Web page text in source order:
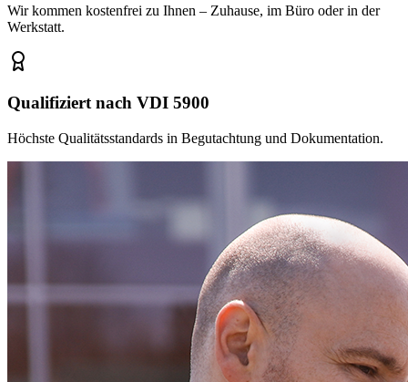
Wir kommen kostenfrei zu Ihnen – Zuhause, im Büro oder in der
Werkstatt.
Qualifiziert nach VDI 5900
Höchste Qualitätsstandards in Begutachtung und Dokumentation.